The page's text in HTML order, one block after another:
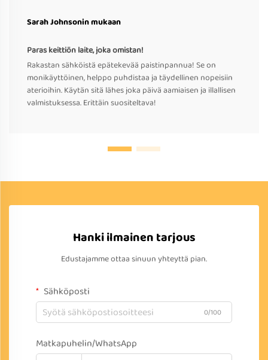
Sarah Johnsonin mukaan
Paras keittiön laite, joka omistan!
Rakastan sähköistä epätekevää paistinpannua! Se on
monikäyttöinen, helppo puhdistaa ja täydellinen nopeisiin
aterioihin. Käytän sitä lähes joka päivä aamiaisen ja illallisen
valmistuksessa. Erittäin suositeltava!
Hanki ilmainen tarjous
Edustajamme ottaa sinuun yhteyttä pian.
Sähköposti
0/100
Matkapuhelin/WhatsApp